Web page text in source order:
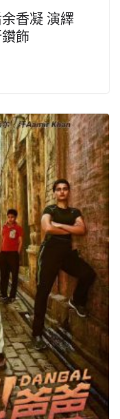
香凝 演繹
飾